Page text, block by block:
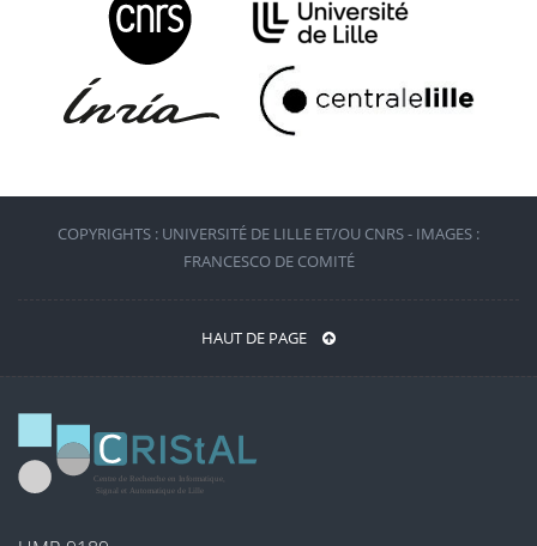
COPYRIGHTS : UNIVERSITÉ DE LILLE ET/OU CNRS - IMAGES :
FRANCESCO DE COMITÉ
HAUT DE PAGE